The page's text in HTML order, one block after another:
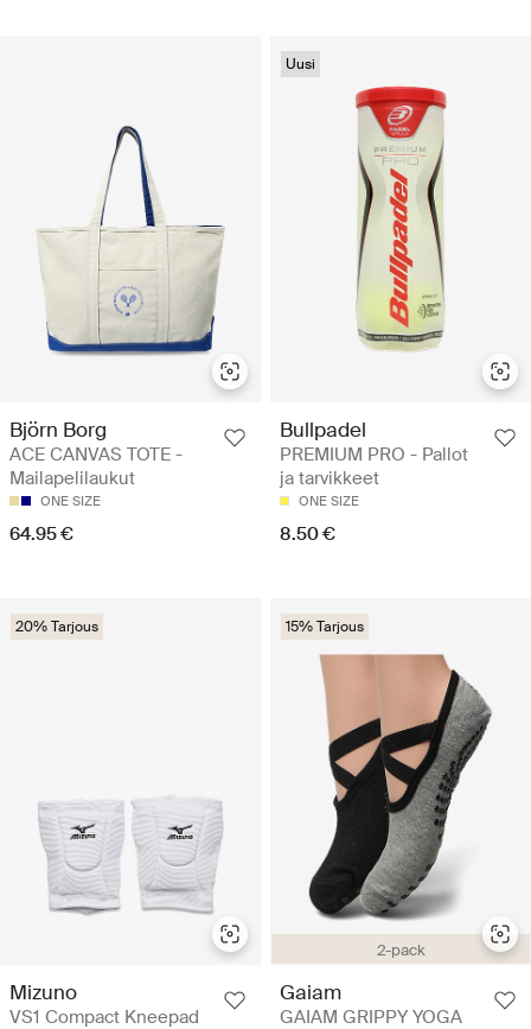
Björn Borg
ACE CANVAS TOTE -
Mailapelilaukut
ONE SIZE
64.95 €
Uusi
Bullpadel
PREMIUM PRO - Pallot
ja tarvikkeet
ONE SIZE
8.50 €
20% Tarjous
Mizuno
VS1 Compact Kneepad
2-pack
15% Tarjous
Gaiam
GAIAM GRIPPY YOGA